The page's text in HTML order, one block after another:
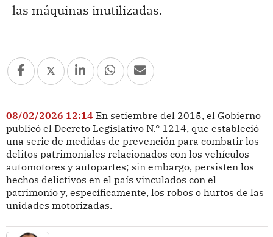
las máquinas inutilizadas.
08/02/2026 12:14 En setiembre del 2015, el Gobierno
publicó el Decreto Legislativo N.° 1214, que estableció
una serie de medidas de prevención para combatir los
delitos patrimoniales relacionados con los vehículos
automotores y autopartes; sin embargo, persisten los
hechos delictivos en el país vinculados con el
patrimonio y, específicamente, los robos o hurtos de las
unidades motorizadas.